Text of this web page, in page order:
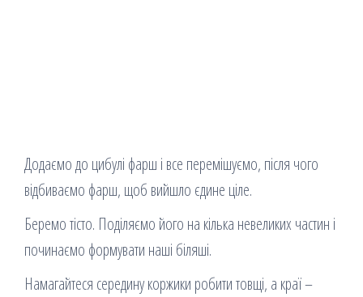
Додаємо до цибулі фарш і все перемішуємо, після чого
відбиваємо фарш, щоб вийшло єдине ціле.
Беремо тісто. Поділяємо його на кілька невеликих частин і
починаємо формувати наші біляші.
Намагайтеся середину коржики робити товщі, а краї –